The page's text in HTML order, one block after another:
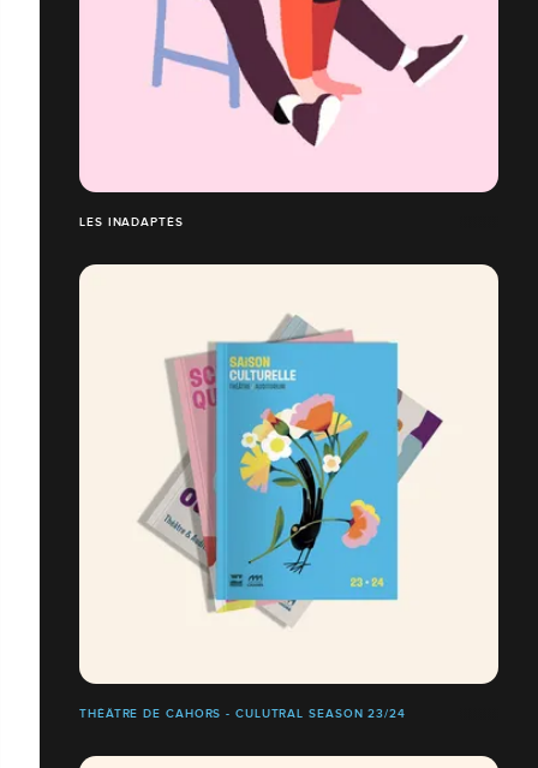
LES INADAPTÉS
THÉÂTRE DE CAHORS - CULUTRAL SEASON 23/24